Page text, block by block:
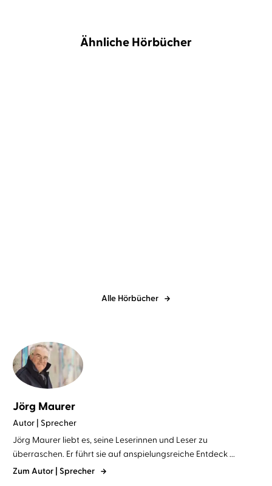
Ähnliche Hörbücher
Alle Hörbücher
Jörg Maurer
Autor | Sprecher
Jörg Maurer liebt es, seine Leserinnen und Leser zu
überraschen. Er führt sie auf anspielungsreiche Entdeck ...
Zum Autor | Sprecher